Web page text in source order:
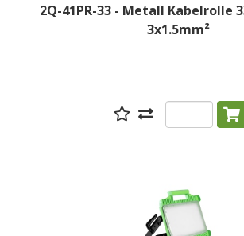
2Q-41PR-33 - Metall Kabelrolle
3x1.5mm²